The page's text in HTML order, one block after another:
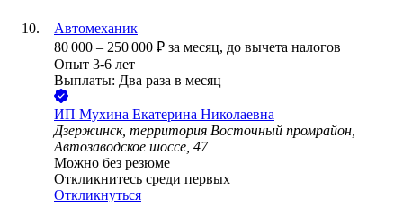
Автомеханик
80 000 – 250 000 ₽ за месяц, до вычета налогов
Опыт 3-6 лет
Выплаты: Два раза в месяц
ИП Мухина Екатерина Николаевна
Дзержинск, территория Восточный промрайон,
Автозаводское шоссе, 47
Можно без резюме
Откликнитесь среди первых
Откликнуться